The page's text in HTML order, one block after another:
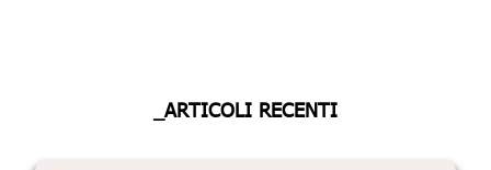
_ARTICOLI RECENTI